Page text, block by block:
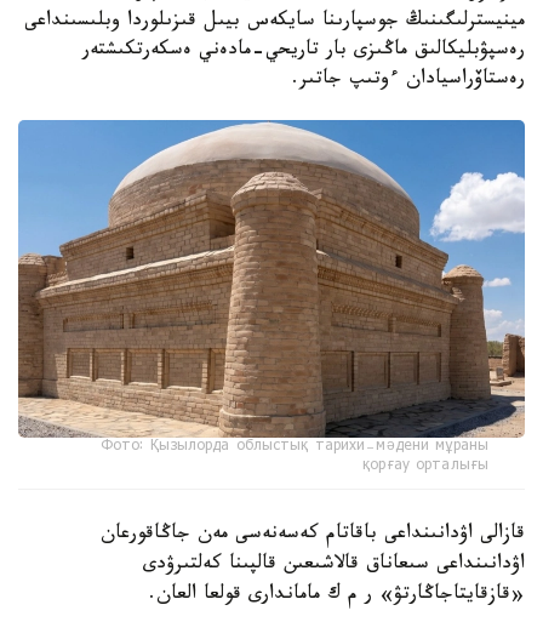
مينيسترلىگىنىڭ جوسپارىنا سايكەس بيىل قىزىلوردا وبلىسىنداعى
رەسپۋبليكالىق ماڭىزى بار تاريحي-مادەني ەسكەرتكىشتەر
رەستاۆراسيادان ءوتىپ جاتىر.
Фото: Қызылорда облыстық тарихи-мәдени мұраны
қорғау орталығы
قازالى اۋدانىنداعى باقاتام كەسەنەسى مەن جاڭاقورعان
اۋدانىنداعى سىعاناق قالاشىعىن قالپىنا كەلتىرۋدى
«قازقايتاجاڭارتۋ» ر م ك ماماندارى قولعا العان.